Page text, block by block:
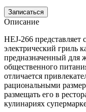
Записаться
Описание
HEJ-266
электрический гриль
предназначенный для
общественного
отличается
рациональными
размещать его в
кулинариях